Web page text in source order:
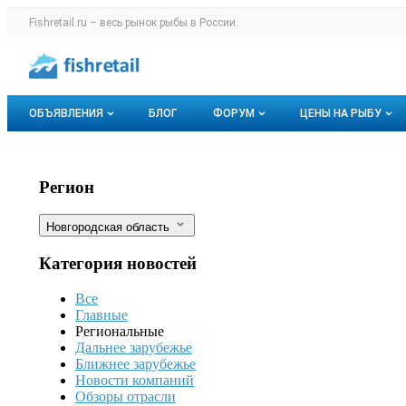
Раздел навигации по сайту fishretail.ru
Fishretail.ru – весь рынок рыбы в России.
Навигация по разделам сайта fishretail.ru
ОБЪЯВЛЕНИЯ
Горячее предложение
Мои объявления
БЛОГ ФОРУМ ЦЕНЫ НА РЫБУ
Подготовлена модель научно-
Фильтры
Регион
Новгородская область
Категория новостей
Все
Главные
Региональные
Дальнее зарубежье
Ближнее зарубежье
Новости компаний
Обзоры отрасли